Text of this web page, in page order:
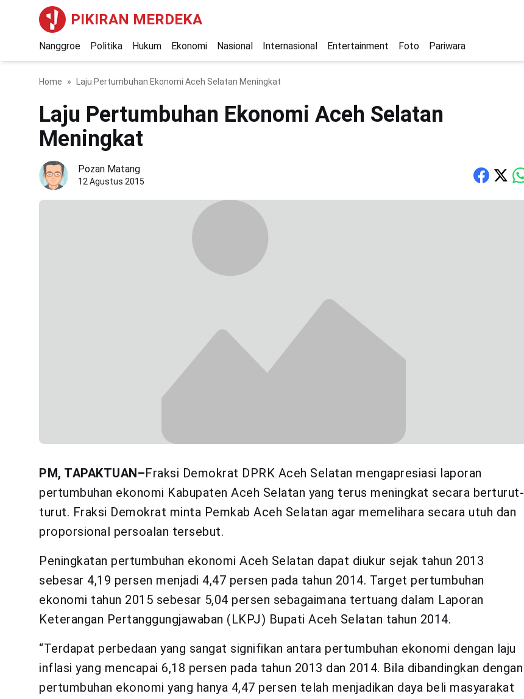
PIKIRAN MERDEKA
Nanggroe Politika Hukum Ekonomi Nasional Internasional Entertainment Foto Pariwara
Home Laju Pertumbuhan Ekonomi Aceh Selatan Meningkat
Laju Pertumbuhan Ekonomi Aceh Selatan
Meningkat
Pozan Matang
12 Agustus 2015
PM, TAPAKTUAN–Fraksi Demokrat DPRK Aceh Selatan mengapresiasi laporan
pertumbuhan ekonomi Kabupaten Aceh Selatan yang terus meningkat secara berturut-
turut. Fraksi Demokrat minta Pemkab Aceh Selatan agar memelihara secara utuh dan
proporsional persoalan tersebut.
Peningkatan pertumbuhan ekonomi Aceh Selatan dapat diukur sejak tahun 2013
sebesar 4,19 persen menjadi 4,47 persen pada tahun 2014. Target pertumbuhan
ekonomi tahun 2015 sebesar 5,04 persen sebagaimana tertuang dalam Laporan
Keterangan Pertanggungjawaban (LKPJ) Bupati Aceh Selatan tahun 2014.
“Terdapat perbedaan yang sangat signifikan antara pertumbuhan ekonomi dengan laju
inflasi yang mencapai 6,18 persen pada tahun 2013 dan 2014. Bila dibandingkan dengan
pertumbuhan ekonomi yang hanya 4,47 persen telah menjadikan daya beli masyarakat